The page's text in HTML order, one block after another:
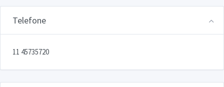
Telefone
11 45735720